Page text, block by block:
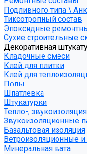
Подливного типа \
Тиксотропный состав
Эпоксидные
Сухие строительные
Декоративная
Кладочные смеси
Клей для плитки
Клей для
Полы
Шпатлевка
Штукатурки
Тепло-, звукоизоляция
Звукоизоляционные
Базальтовая изоляция
Ветроизоляционные
Минеральная вата